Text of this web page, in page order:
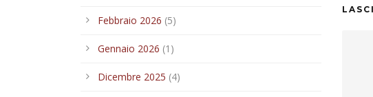
Febbraio 2026 (5)
Gennaio 2026 (1)
Dicembre 2025 (4)